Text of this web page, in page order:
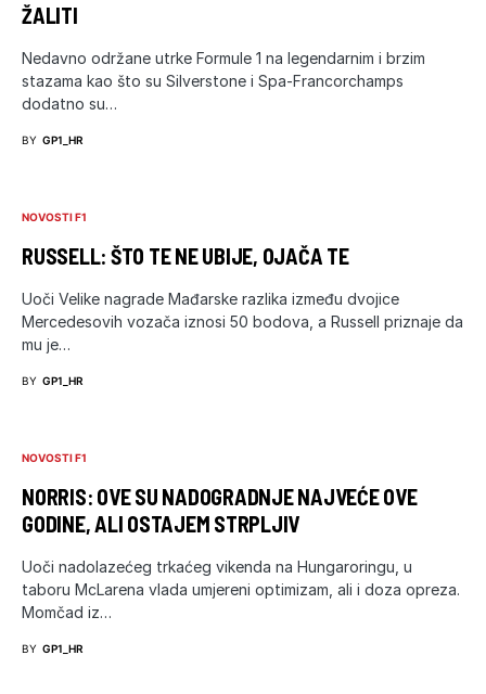
ŽALITI
Nedavno održane utrke Formule 1 na legendarnim i brzim
stazama kao što su Silverstone i Spa-Francorchamps
dodatno su…
BY GP1_HR
NOVOSTI F1
RUSSELL: ŠTO TE NE UBIJE, OJAČA TE
Uoči Velike nagrade Mađarske razlika između dvojice
Mercedesovih vozača iznosi 50 bodova, a Russell priznaje da
mu je…
BY GP1_HR
NOVOSTI F1
NORRIS: OVE SU NADOGRADNJE NAJVEĆE OVE
GODINE, ALI OSTAJEM STRPLJIV
Uoči nadolazećeg trkaćeg vikenda na Hungaroringu, u
taboru McLarena vlada umjereni optimizam, ali i doza opreza.
Momčad iz…
BY GP1_HR